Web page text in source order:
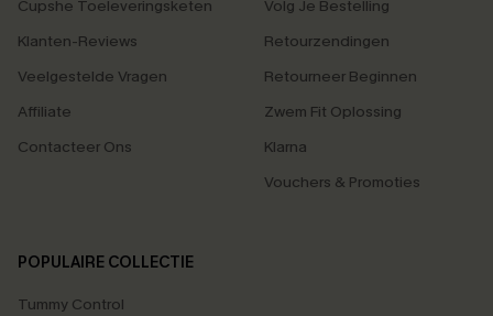
Cupshe Toeleveringsketen
Klanten-Reviews
Veelgestelde Vragen
Affiliate
Contacteer Ons
Volg Je Bestelling
Retourzendingen
Retourneer Beginnen
Zwem Fit Oplossing
Klarna
Vouchers & Promoties
POPULAIRE COLLECTIE
Tummy Control